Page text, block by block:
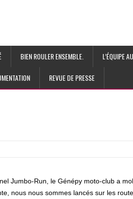
BIEN ROULER ENSEMBLE. L’ÉQUIPE
REVUE DE PRESSE
Jumbo-Run, le Génépy moto-club a
nous nous sommes lancés sur les